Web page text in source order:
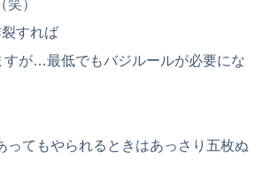
）
すれば
すが…最低でもバジルールが必要にな
ってもやられるときはあっさり五枚ぬ